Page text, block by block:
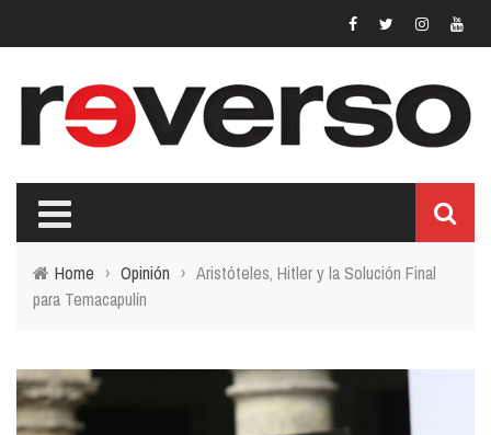
Home › Opinión › Aristóteles, Hitler y la Solución Final
para Temacapulín